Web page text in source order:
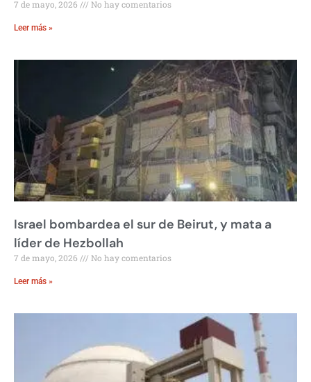
7 de mayo, 2026 No hay comentarios
Leer más »
Israel bombardea el sur de Beirut, y mata a
líder de Hezbollah
7 de mayo, 2026 No hay comentarios
Leer más »